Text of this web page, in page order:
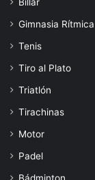
Gimnasia Rítmica
Tenis
Tiro al Plato
Triatlón
Tirachinas
Motor
Padel